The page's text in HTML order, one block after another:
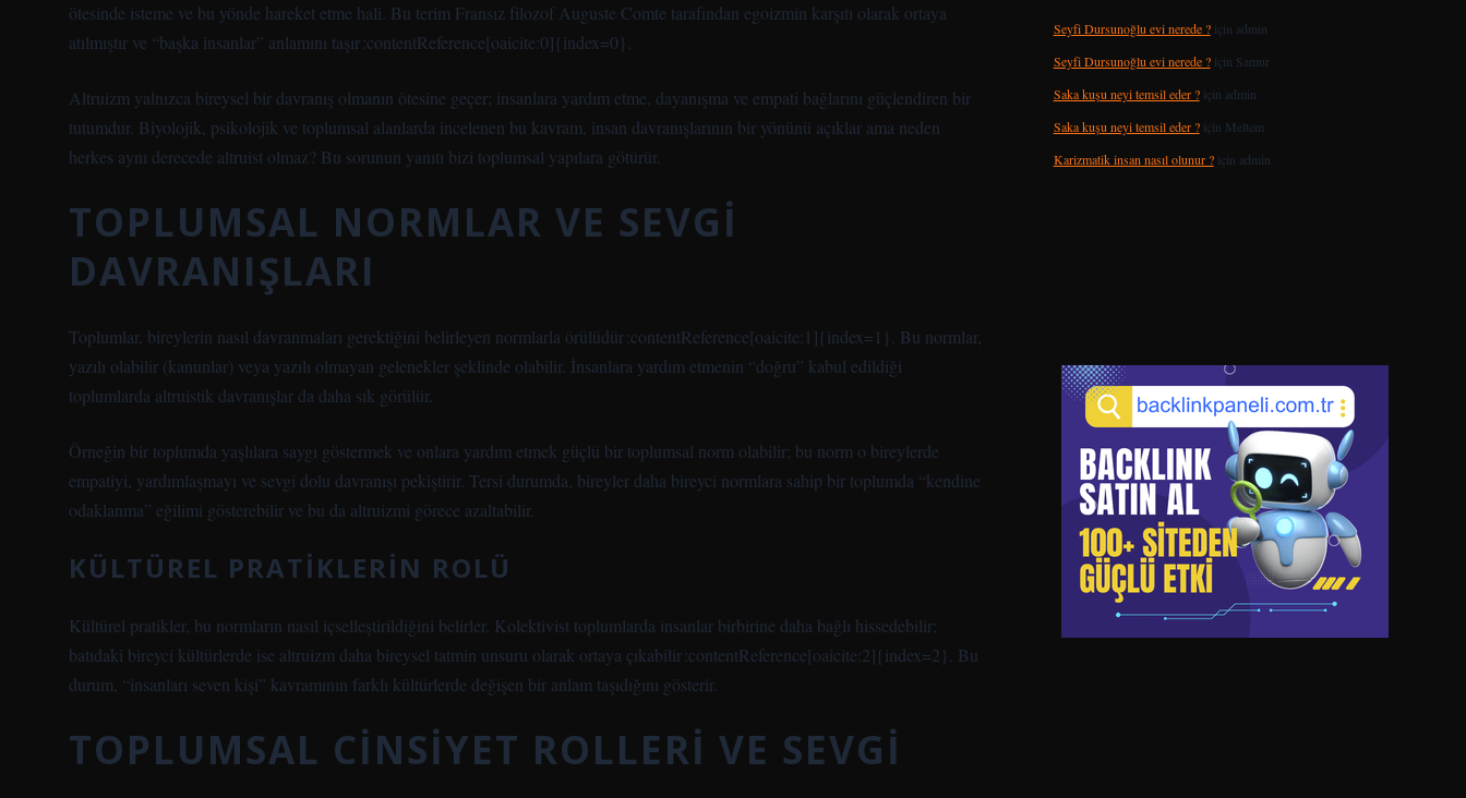
ötesinde isteme ve bu yönde hareket etme hali. Bu terim Fransız filozof Auguste Comte tarafından egoizmin karşıtı olarak ortaya
atılmıştır ve “başka insanlar” anlamını taşır :contentReference[oaicite:0]{index=0}.
Altruizm yalnızca bireysel bir davranış olmanın ötesine geçer; insanlara yardım etme, dayanışma ve empati bağlarını güçlendiren bir
tutumdur. Biyolojik, psikolojik ve toplumsal alanlarda incelenen bu kavram, insan davranışlarının bir yönünü açıklar ama neden
herkes aynı derecede altruist olmaz? Bu sorunun yanıtı bizi toplumsal yapılara götürür.
TOPLUMSAL NORMLAR VE SEVGI
DAVRANIŞLARI
Toplumlar, bireylerin nasıl davranmaları gerektiğini belirleyen normlarla örülüdür :contentReference[oaicite:1]{index=1}. Bu normlar,
yazılı olabilir (kanunlar) veya yazılı olmayan gelenekler şeklinde olabilir. İnsanlara yardım etmenin “doğru” kabul edildiği
toplumlarda altruistik davranışlar da daha sık görülür.
Örneğin bir toplumda yaşlılara saygı göstermek ve onlara yardım etmek güçlü bir toplumsal norm olabilir; bu norm o bireylerde
empatiyi, yardımlaşmayı ve sevgi dolu davranışı pekiştirir. Tersi durumda, bireyler daha bireyci normlara sahip bir toplumda “kendine
odaklanma” eğilimi gösterebilir ve bu da altruizmi görece azaltabilir.
KÜLTÜREL PRATIKLERIN ROLÜ
Kültürel pratikler, bu normların nasıl içselleştirildiğini belirler. Kolektivist toplumlarda insanlar birbirine daha bağlı hissedebilir;
batıdaki bireyci kültürlerde ise altruizm daha bireysel tatmin unsuru olarak ortaya çıkabilir :contentReference[oaicite:2]{index=2}. Bu
durum, “insanları seven kişi” kavramının farklı kültürlerde değişen bir anlam taşıdığını gösterir.
TOPLUMSAL CINSIYET ROLLERI VE SEVGI
Seyfi Dursunoğlu evi nerede ?için admin
Seyfi Dursunoğlu evi nerede ?için Samur
Saka kuşu neyi temsil eder ?için admin
Saka kuşu neyi temsil eder ?için Meltem
Karizmatik insan nasıl olunur ?için admin